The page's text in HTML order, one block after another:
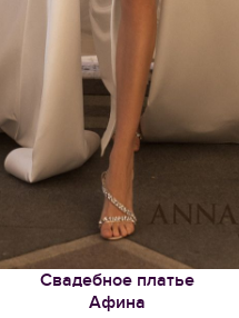
Свадебное платье
Афина